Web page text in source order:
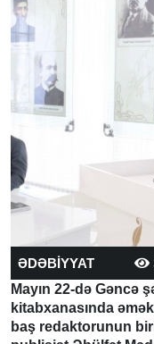
ƏDƏBİYYAT
Mayın 22-də Gəncə
kitabxanasında
baş redaktorunun